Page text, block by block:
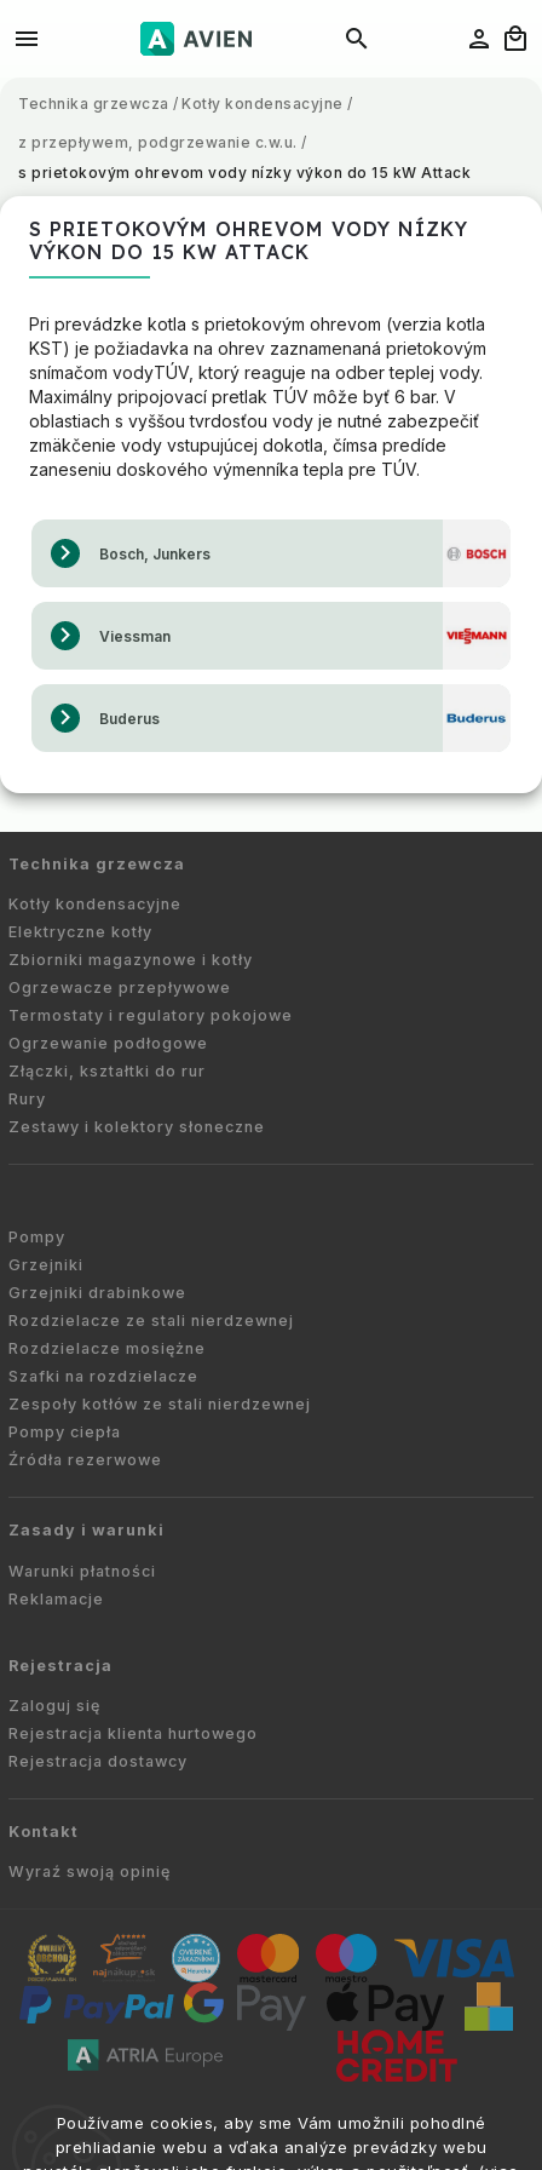
Používame cookies, aby sme Vám umožnili pohodlné
prehliadanie webu a vďaka analýze prevádzky webu
Technika grzewcza / Kotły kondensacyjne /
z przepływem, podgrzewanie c.w.u. /
s prietokovým ohrevom vody nízky výkon do 15 kW Attack
S PRIETOKOVÝM OHREVOM VODY NÍZKY
VÝKON DO 15 KW ATTACK
Pri prevádzke kotla s prietokovým ohrevom (verzia kotla
KST) je požiadavka na ohrev zaznamenaná prietokovým
snímačom vodyTÚV, ktorý reaguje na odber teplej vody.
Maximálny pripojovací pretlak TÚV môže byť 6 bar. V
oblastiach s vyššou tvrdosťou vody je nutné zabezpečiť
zmäkčenie vody vstupujúcej dokotla, čímsa predíde
zaneseniu doskového výmenníka tepla pre TÚV.
Bosch, Junkers
Viessman
Buderus
Technika grzewcza
Kotły kondensacyjne
Elektryczne kotły
Zbiorniki magazynowe i kotły
Ogrzewacze przepływowe
Termostaty i regulatory pokojowe
Ogrzewanie podłogowe
Złączki, kształtki do rur
Rury
Zestawy i kolektory słoneczne
Pompy
Grzejniki
Grzejniki drabinkowe
Rozdzielacze ze stali nierdzewnej
Rozdzielacze mosiężne
Szafki na rozdzielacze
Zespoły kotłów ze stali nierdzewnej
Pompy ciepła
Źródła rezerwowe
Zasady i warunki
Warunki płatności
Reklamacje
Rejestracja
Zaloguj się
Rejestracja klienta hurtowego
Rejestracja dostawcy
Kontakt
Wyraź swoją opinię
prawa zastrzeżone.